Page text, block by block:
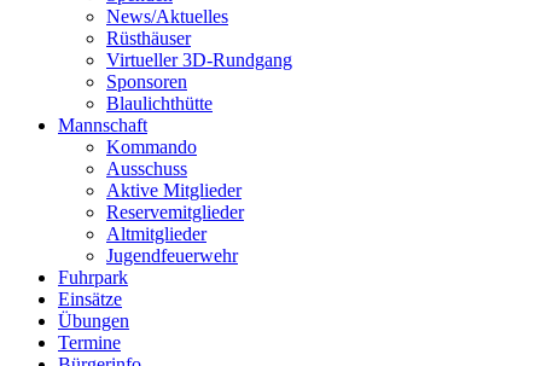
News/Aktuelles
Rüsthäuser
Virtueller 3D-Rundgang
Sponsoren
Blaulichthütte
Mannschaft
Kommando
Ausschuss
Aktive Mitglieder
Reservemitglieder
Altmitglieder
Jugendfeuerwehr
Fuhrpark
Einsätze
Übungen
Termine